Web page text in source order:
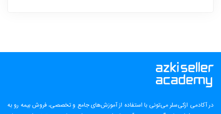
در آکادمی ازکی‌سلر می‌تونی با استفاده از آموزش‌های جامع و تخصصی، فروش بیمه رو به